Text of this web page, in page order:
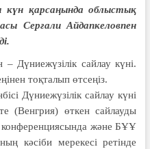
қарсаңында облыстық
Серғали Айдапкеловпен
Дүние­жүзілік сайлау күні.
тоқталып өтсеңіз.
Дүние­­жүзілік сайлау күні
(Венгрия) өткен сай­лауды
және БҰҰ
кәсіби мерекесі ретінде